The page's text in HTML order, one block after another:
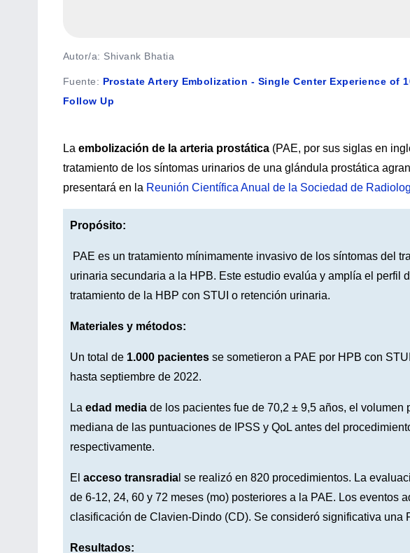
Autor/a: Shivank Bhatia
Fuente: Prostate Artery Embolization - Single Center Experience of
Follow Up
La embolización de la arteria prostática (PAE, por sus siglas en
tratamiento de los síntomas urinarios de una glándula prostática
presentará en la Reunión Científica Anual de la Sociedad de
Propósito:
PAE es un tratamiento mínimamente invasivo de los síntomas del
urinaria secundaria a la HPB. Este estudio evalúa y amplía el perfil
tratamiento de la HBP con STUI o retención urinaria.
Materiales y métodos:
Un total de 1.000 pacientes se sometieron a PAE por HPB con
hasta septiembre de 2022.
La edad media de los pacientes fue de 70,2 ± 9,5 años, el volumen
mediana de las puntuaciones de IPSS y QoL antes del
respectivamente.
El acceso transradia l se realizó en 820 procedimientos. La
de 6-12, 24, 60 y 72 meses (mo) posteriores a la PAE. Los eventos
clasificación de Clavien-Dindo (CD). Se consideró significativa una
Resultados: